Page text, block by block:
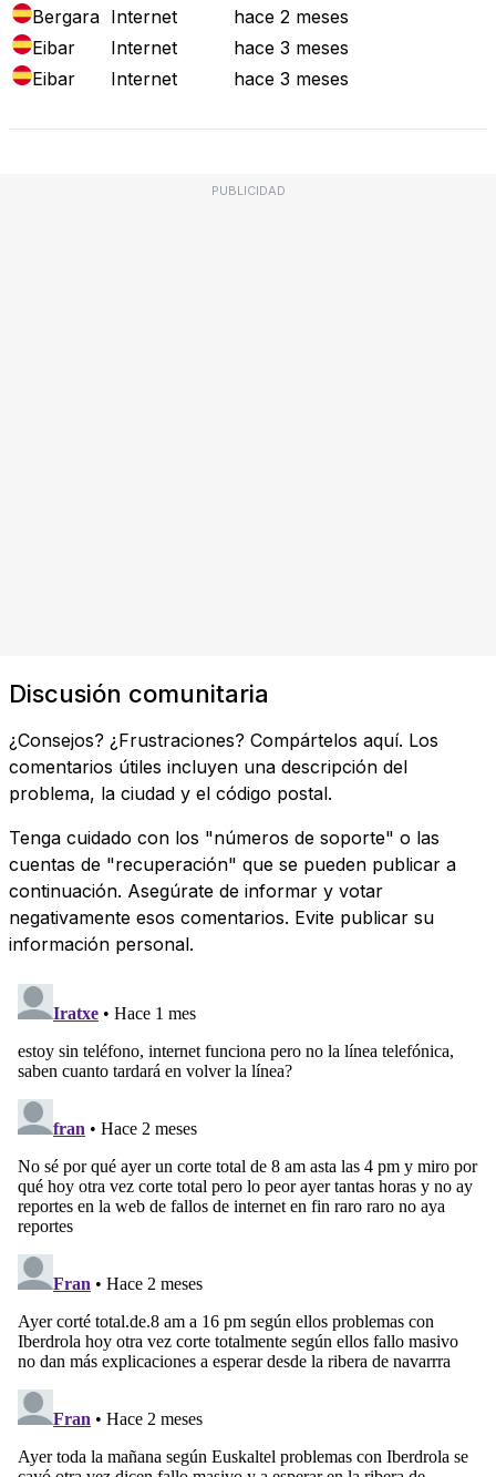
Bergara Internet
hace 2 meses
Eibar
Internet
hace 3 meses
Eibar
Internet hace 3 meses
PUBLICIDAD
Discusión comunitaria
¿Consejos? ¿Frustraciones? Compártelos aquí. Los
comentarios útiles incluyen una descripción del
problema, la ciudad y el código postal.
Tenga cuidado con los "números de soporte" o las
cuentas de "recuperación" que se pueden publicar a
continuación. Asegúrate de informar y votar
negativamente esos comentarios. Evite publicar su
información personal.